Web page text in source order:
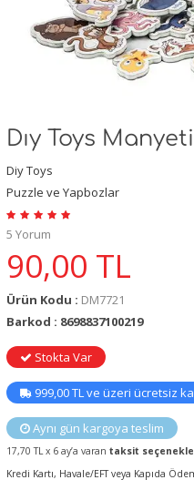
Dıy Toys
Diy Toys
Puzzle ve Yapbozlar
5 Yorum
90,00 TL
Ürün Kodu : DM7721
Barkod : 8698837100219
Stokta Var
999,00 TL ve üzeri ücretsiz
Aynı gün kargoya teslim
17,70 TL x 6 ay’a varan taksit
Kredi Kartı, Havale/EFT veya Kapıda